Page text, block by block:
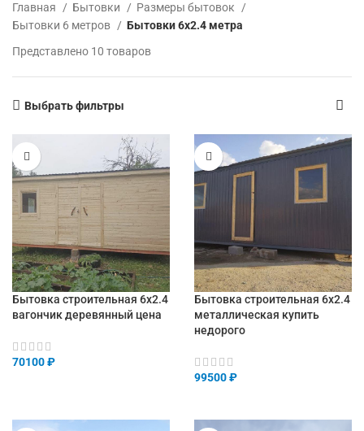
Главная Бытовки
Размеры бытовок
Бытовки 6 метров
Бытовки 6х2.4 метра
Представлено 10 товаров
Выбрать фильтры
Бытовка строительная 6х2.4
вагончик деревянный цена
70100₽
Бытовка строительная 6х2.4
металлическая купить
недорого
99500₽